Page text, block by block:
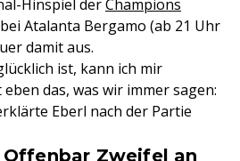
Hinspiel derChampions
Atalanta Bergamo (ab 21 Uhr
damit aus.
ist, kann ich mir
das, was wir immer sagen:
Eberl nach der Partie
Offenbar Zweifel an